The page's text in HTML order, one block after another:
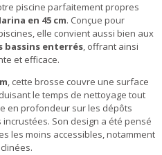
piscine parfaitement propres
en 45 cm. Conçue pour
elle convient aussi bien aux
bassins enterrés, offrant ainsi
et efficace.
, cette brosse couvre une surface
le temps de nettoyage tout
en profondeur sur les dépôts
Son design a été pensé
les moins accessibles, notamment